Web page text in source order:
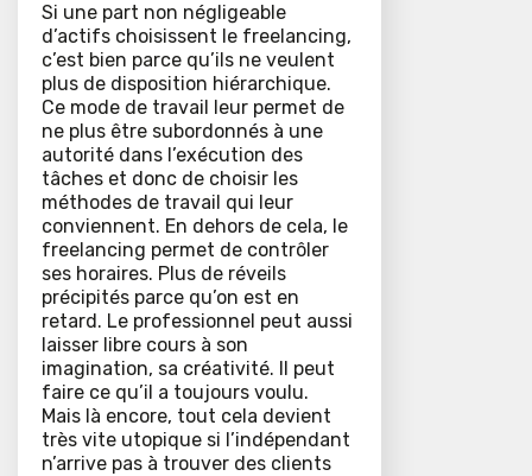
Si une part non négligeable
d’actifs choisissent le freelancing,
c’est bien parce qu’ils ne veulent
plus de disposition hiérarchique.
Ce mode de travail leur permet de
ne plus être subordonnés à une
autorité dans l’exécution des
tâches et donc de choisir les
méthodes de travail qui leur
conviennent. En dehors de cela, le
freelancing permet de contrôler
ses horaires. Plus de réveils
précipités parce qu’on est en
retard. Le professionnel peut aussi
laisser libre cours à son
imagination, sa créativité. Il peut
faire ce qu’il a toujours voulu.
Mais là encore, tout cela devient
très vite utopique si l’indépendant
n’arrive pas à trouver des clients